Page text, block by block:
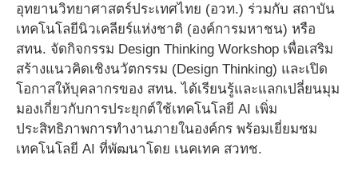
อุทยานวิทยาศาสตร์ประเทศไทย (อวท.) ร่วมกับ สถาบัน
เทคโนโลยีนิวเคลียร์แห่งชาติ (องค์การมหาชน) หรือ
สทน. จัดกิจกรรม Design Thinking Workshop เพื่อเสริม
สร้างแนวคิดเชิงนวัตกรรม (Design Thinking) และเปิด
โอกาสให้บุคลากรของ สทน. ได้เรียนรู้และแลกเปลี่ยนมุม
มองเกี่ยวกับการประยุกต์ใช้เทคโนโลยี AI เพิ่ม
ประสิทธิภาพการทำงานภายในองค์กร พร้อมเยี่ยมชม
เทคโนโลยี AI ที่พัฒนาโดย เนคเทค สวทช.